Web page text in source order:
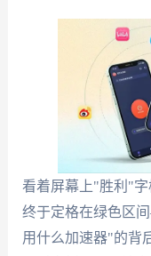
看着屏幕上"胜利"
终于定格在绿色区
用什么加速器"的背